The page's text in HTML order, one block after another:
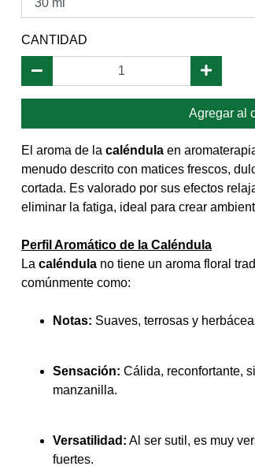
CANTIDAD
Agregar al
El aroma de la caléndula en
menudo descrito con matices frescos,
cortada. Es valorado por sus efectos
eliminar la fatiga, ideal para crear
Perfil Aromático de la Caléndula
La caléndula no tiene un aroma floral
comúnmente como:
Notas: Suaves, terrosas y
Sensación: Cálida, reconfortante,
manzanilla.
Versatilidad: Al ser sutil, es muy
fuertes.